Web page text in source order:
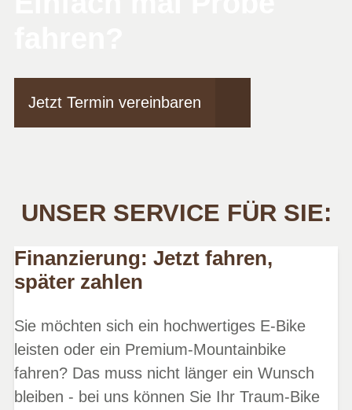
Jetzt Termin vereinbaren
UNSER SERVICE FÜR SIE:
Finanzierung: Jetzt fahren,
später zahlen
Sie möchten sich ein hochwertiges E-Bike
leisten oder ein Premium-Mountainbike
fahren? Das muss nicht länger ein Wunsch
bleiben - bei uns können Sie Ihr Traum-Bike